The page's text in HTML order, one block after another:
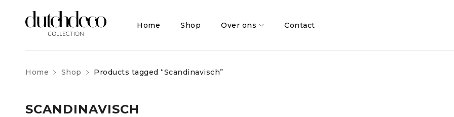
Home Shop Over ons Contact
Home Shop Products tagged “Scandinavisch”
SCANDINAVISCH